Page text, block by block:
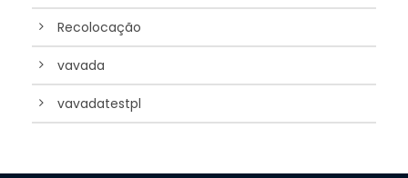
Recolocação
vavada
vavadatestpl